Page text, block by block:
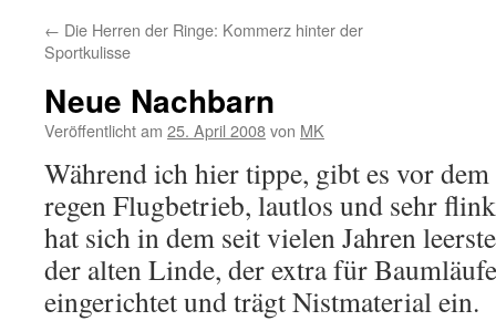
← Die Herren der Ringe: Kommerz hinter der
Sportkulisse
Neue Nachbarn
Veröffentlicht am 25. April 2008von MK
Während ich hier tippe, gibt es vor
regen Flugbetrieb, lautlos und sehr
hat sich in dem seit vielen Jahren
der alten Linde, der extra für
eingerichtet und trägt Nistmaterial ein.